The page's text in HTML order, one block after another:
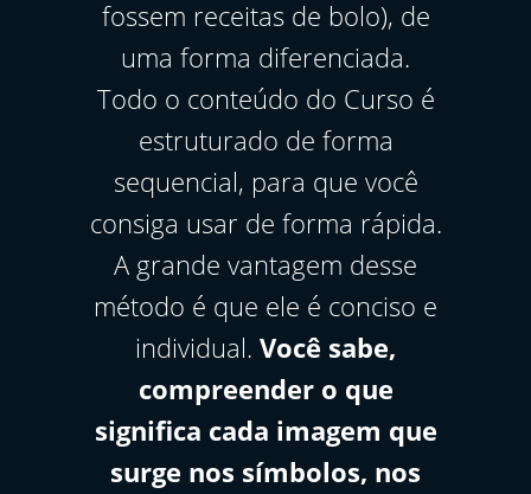
fossem receitas de bolo), de
uma forma diferenciada.
Todo o conteúdo do Curso é
estruturado de forma
sequencial, para que você
consiga usar de forma rápida.
A grande vantagem desse
método é que ele é conciso e
individual. Você sabe,
compreender o que
significa cada imagem que
surge nos símbolos, nos